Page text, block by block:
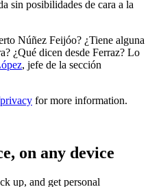
sin posibilidades de cara a la
Núñez Feijóo? ¿Tiene alguna
¿Qué dicen desde Ferraz? Lo
, jefe de la sección
for more information.
on any device
up, and get personal